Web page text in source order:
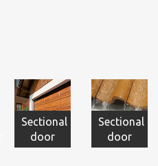
Sectional
door
Sectional
door